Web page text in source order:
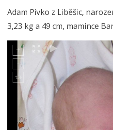
Adam Pivko z Liběšic,
3,23 kg a 49 cm, mamince